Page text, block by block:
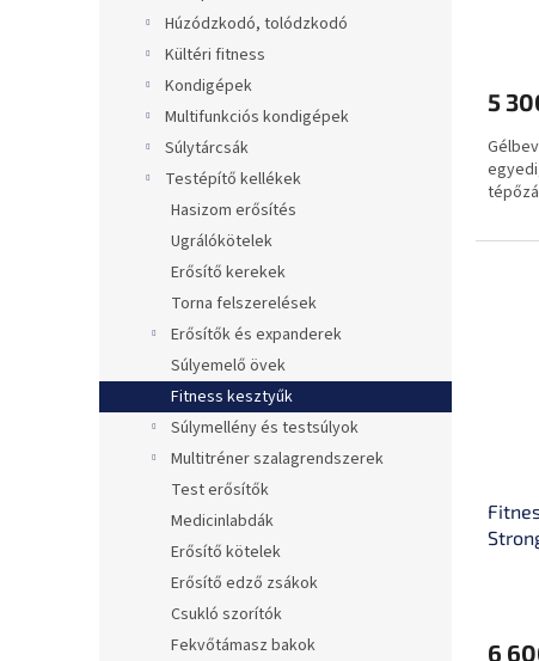
Húzódzkodó, tolódzkodó
Kültéri fitness
Kondigépek
Multifunkciós kondigépek
Súlytárcsák
Testépítő kellékek
Hasizom erősítés
Ugrálókötelek
Erősítő kerekek
Torna felszerelések
Erősítők és expanderek
Súlyemelő övek
Fitness kesztyűk
Súlymellény és testsúlyok
Multitréner szalagrendszerek
Test erősítők
Medicinlabdák
Erősítő kötelek
Erősítő edző zsákok
Csukló szorítók
Fekvőtámasz bakok
5
6